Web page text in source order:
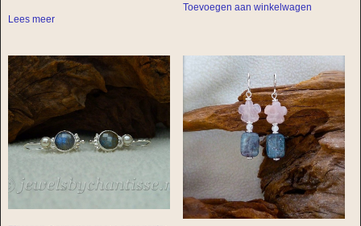
Lees meer
Toevoegen aan winkelwagen